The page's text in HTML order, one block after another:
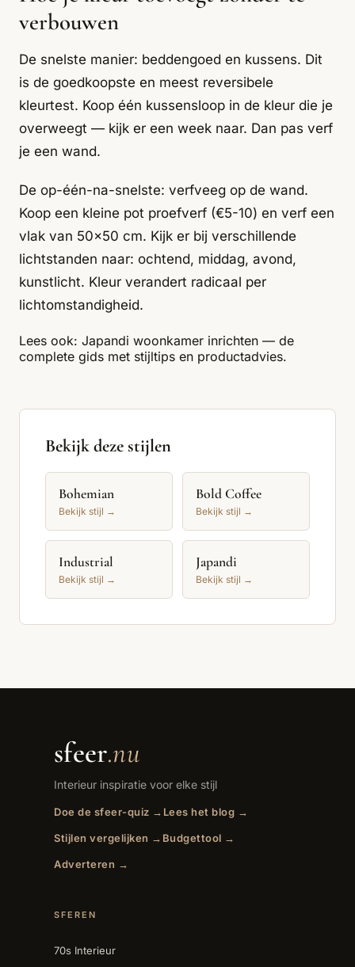
verbouwen
De snelste manier: beddengoed en kussens. Dit
is de goedkoopste en meest reversibele
kleurtest. Koop één kussensloop in de kleur die je
overweegt — kijk er een week naar. Dan pas verf
je een wand.
De op-één-na-snelste: verfveeg op de wand.
Koop een kleine pot proefverf (€5-10) en verf een
vlak van 50x50 cm. Kijk er bij verschillende
lichtstanden naar: ochtend, middag, avond,
kunstlicht. Kleur verandert radicaal per
lichtomstandigheid.
Lees ook: Japandi woonkamer inrichten — de
complete gids met stijltips en productadvies.
Bekijk deze stijlen
Bohemian
Bekijk stijl →
Bold Coffee
Bekijk stijl →
Industrial
Bekijk stijl →
Japandi
Bekijk stijl →
sfeer.nu
Interieur inspiratie voor elke stijl
Doe de sfeer-quiz → Lees het blog →
Stijlen vergelijken → Budgettool →
Adverteren →
SFEREN
70s Interieur